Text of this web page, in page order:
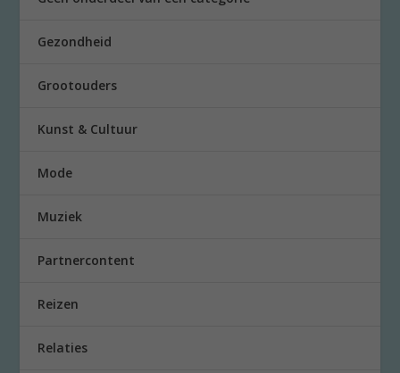
Gezondheid
Grootouders
Kunst & Cultuur
Mode
Muziek
Partnercontent
Reizen
Relaties